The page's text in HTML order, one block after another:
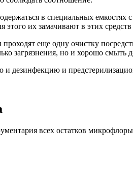
в специальных
их замачивают в этих
еще одну очистку
загрязнения, но и хорошо
и дезинфекцию и
всех остатков